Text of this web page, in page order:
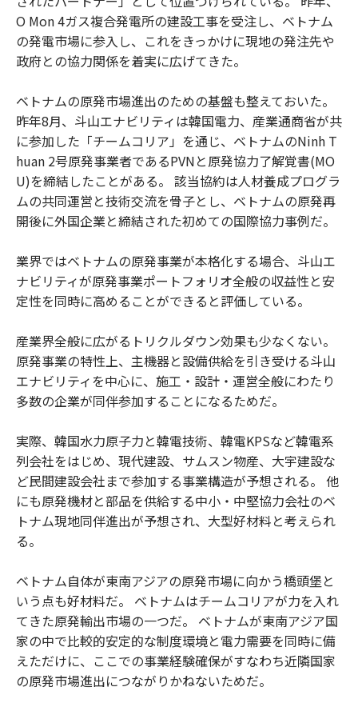
O Mon 4ガス複合発電所の建設工事を受注し、ベトナム
の発電市場に参入し、これをきっかけに現地の発注先や
政府との協力関係を着実に広げてきた。
ベトナムの原発市場進出のための基盤も整えておいた。
昨年8月、斗山エナビリティは韓国電力、産業通商省が共
に参加した「チームコリア」を通じ、ベトナムのNinh T
huan 2号原発事業者であるPVNと原発協力了解覚書(MO
U)を締結したことがある。 該当協約は人材養成プログラ
ムの共同運営と技術交流を骨子とし、ベトナムの原発再
開後に外国企業と締結された初めての国際協力事例だ。
業界ではベトナムの原発事業が本格化する場合、斗山エ
ナビリティが原発事業ポートフォリオ全般の収益性と安
定性を同時に高めることができると評価している。
産業界全般に広がるトリクルダウン効果も少なくない。
原発事業の特性上、主機器と設備供給を引き受ける斗山
エナビリティを中心に、施工・設計・運営全般にわたり
多数の企業が同伴参加することになるためだ。
実際、韓国水力原子力と韓電技術、韓電KPSなど韓電系
列会社をはじめ、現代建設、サムスン物産、大宇建設な
ど民間建設会社まで参加する事業構造が予想される。 他
にも原発機材と部品を供給する中小・中堅協力会社のベ
トナム現地同伴進出が予想され、大型好材料と考えられ
る。
ベトナム自体が東南アジアの原発市場に向かう橋頭堡と
いう点も好材料だ。 ベトナムはチームコリアが力を入れ
てきた原発輸出市場の一つだ。 ベトナムが東南アジア国
家の中で比較的安定的な制度環境と電力需要を同時に備
えただけに、ここでの事業経験確保がすなわち近隣国家
の原発市場進出につながりかねないためだ。